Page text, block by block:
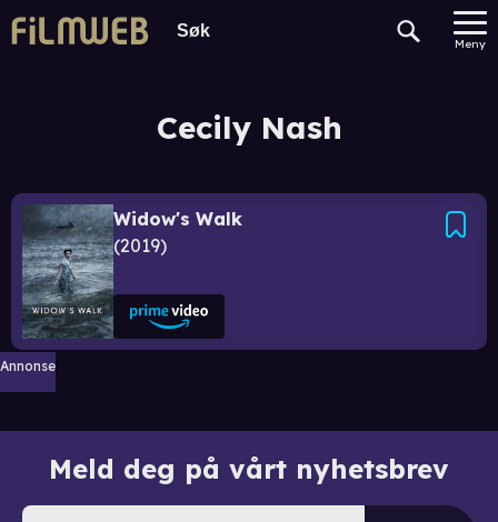
Meny
Cecily Nash
Widow's Walk
2019
Annonse
Meld deg på vårt nyhetsbrev